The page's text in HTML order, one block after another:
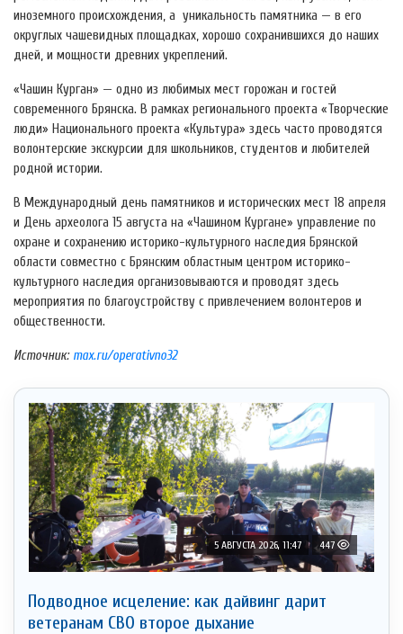
иноземного происхождения, а уникальность памятника — в его
округлых чашевидных площадках, хорошо сохранившихся до наших
дней, и мощности древних укреплений.
«Чашин Курган» — одно из любимых мест горожан и гостей
современного Брянска. В рамках регионального проекта «Творческие
люди» Национального проекта «Культура» здесь часто проводятся
волонтерские экскурсии для школьников, студентов и любителей
родной истории.
В Международный день памятников и исторических мест 18 апреля
и День археолога 15 августа на «Чашином Кургане» управление по
охране и сохранению историко-культурного наследия Брянской
области совместно с Брянским областным центром историко-
культурного наследия организовываются и проводят здесь
мероприятия по благоустройству с привлечением волонтеров и
общественности.
Источник: max.ru/operativno32
5 АВГУСТА 2026, 11:47 447
Подводное исцеление: как дайвинг дарит
ветеранам СВО второе дыхание